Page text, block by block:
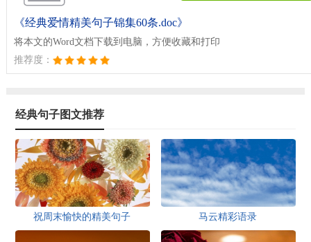
《经典爱情精美句子锦集60条.doc》
将本文的Word文档下载到电脑，方便收藏和打印
推荐度：
经典句子图文推荐
祝周末愉快的精美句子 马云精彩语录